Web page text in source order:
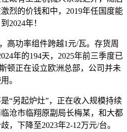
烈的价钱和中，2019年任国度能
2024年！
功率组件跨越1元/瓦。存货周
年的194天，2025年前三季度已
顿正在设立欧洲总部，公司并未
。
另起炉灶”，正在收入规模持续
沧市临翔原副局长梅某，和大都
，下降至2023年2-12万元/台。